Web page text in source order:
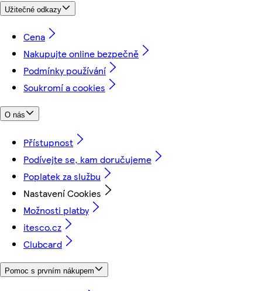
Užitečné odkazy
Cena
Nakupujte online bezpečně
Podmínky používání
Soukromí a cookies
O nás
Přístupnost
Podívejte se, kam doručujeme
Poplatek za službu
Nastavení Cookies
Možnosti platby
itesco.cz
Clubcard
Pomoc s prvním nákupem